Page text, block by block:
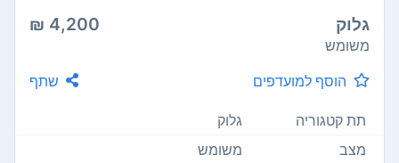
גלוק 4,200 ₪
משומש
הוסף למועדפים
שתף
תת קטגוריה
גלוק
מצב
משומש